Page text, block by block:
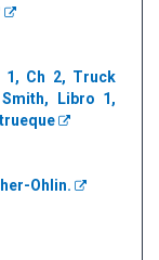
1, Ch 2, Truck
Libro 1,
Ohlin.